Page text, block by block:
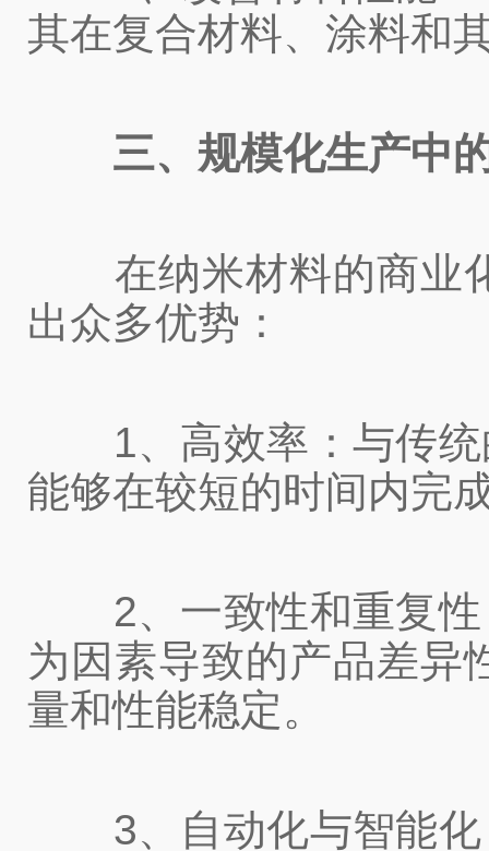
其在复合材料、涂料和
三、规模化生产中
在纳米材料的商业化
出众多优势：
1、高效率：与传统
能够在较短的时间内完
2、一致性和重复性
为因素导致的产品差异
量和性能稳定。
3、自动化与智能化